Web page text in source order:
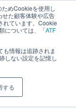
めCookieを使用し
た顧客体験や広告
れています。Cookie
については、「ATF
情報は追跡されま
しない設定を記憶し
する
ングFIRM
アクセス